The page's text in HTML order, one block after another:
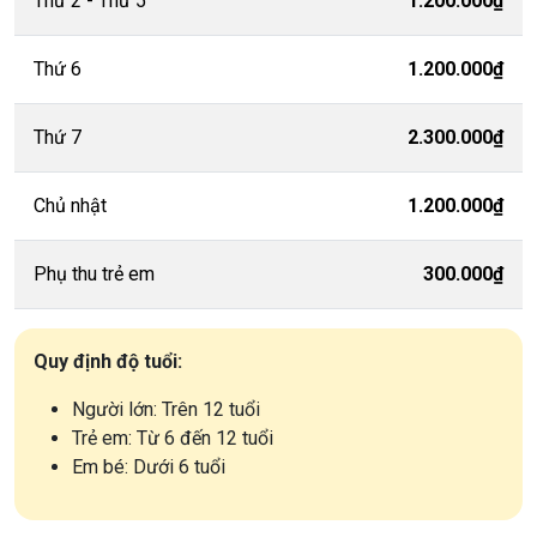
Thứ 6 1.200.000₫
Thứ 7 2.300.000₫
Chủ nhật 1.200.000₫
Phụ thu trẻ em 300.000₫
Quy định độ tuổi:
Người lớn: Trên 12 tuổi
Trẻ em: Từ 6 đến 12 tuổi
Em bé: Dưới 6 tuổi